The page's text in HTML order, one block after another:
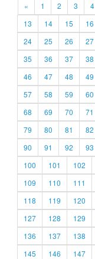
« 1 2 3 4
13
14 15 16
24
25 26 27
35
36 37 38
46
47 48 49
57
58 59 60
68
69 70 71
79
80 81 82
90
91 92 93
100
101 102
109
110 111
118
119 120
127
128 129
136
137 138
145
146 147